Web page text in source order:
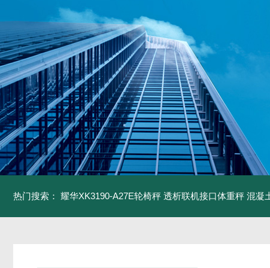
热门搜索： 耀华XK3190-A27E轮椅秤 透析联机接口体重秤 混凝